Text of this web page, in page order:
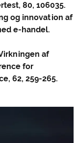
80, 106035.
og innovation af
e-handel.
af
for
62, 259-265.